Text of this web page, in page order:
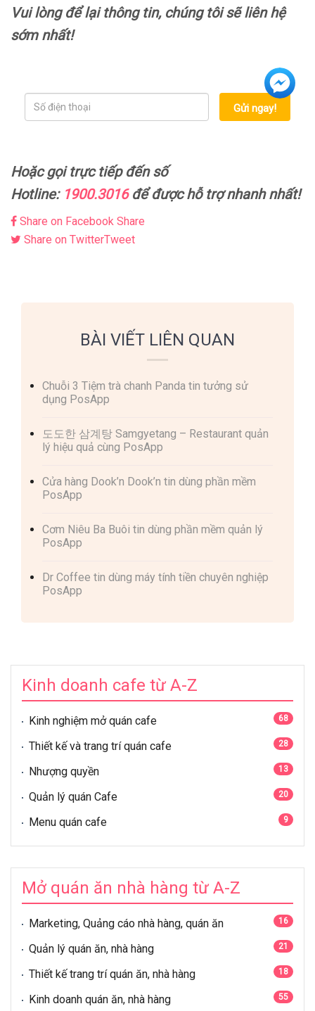
Vui lòng để lại thông tin, chúng tôi sẽ liên hệ
sớm nhất!
Gửi ngay!
Hoặc gọi trực tiếp đến số
Hotline: 1900.3016để được hỗ trợ nhanh nhất!
Share on Facebook Share
Share on TwitterTweet
BÀI VIẾT LIÊN QUAN
Chuỗi 3 Tiệm trà chanh Panda tin tưởng sử
dụng PosApp
도도한 삼계탕 Samgyetang – Restaurant quản
lý hiệu quả cùng PosApp
Cửa hàng Dook’n Dook’n tin dùng phần mềm
PosApp
Cơm Niêu Ba Buôi tin dùng phần mềm quản lý
PosApp
Dr Coffee tin dùng máy tính tiền chuyên nghiệp
PosApp
Kinh doanh cafe từ A-Z
Kinh nghiệm mở quán cafe 68
Thiết kế và trang trí quán cafe 28
Nhượng quyền 13
Quản lý quán Cafe 20
Menu quán cafe 9
Mở quán ăn nhà hàng từ A-Z
Marketing, Quảng cáo nhà hàng, quán ăn 16
Quản lý quán ăn, nhà hàng 21
Thiết kế trang trí quán ăn, nhà hàng 18
Kinh doanh quán ăn, nhà hàng 55